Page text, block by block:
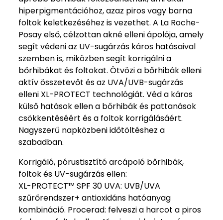
hiperpigmentációhoz, azaz piros vagy barna
foltok keletkezéséhez is vezethet. A La Roche-
Posay első, célzottan akné elleni ápolója, amely
segít védeni az UV-sugárzás káros hatásaival
szemben is, miközben segít korrigálni a
bőrhibákat és foltokat. Ötvözi a bőrhibák elleni
aktív összetevőt és az UVA/UVB-sugárzás
elleni XL-PROTECT technológiát. Véd a káros
külső hatások ellen a bőrhibák és pattanások
csökkentéséért és a foltok korrigálásáért.
Nagyszerű napközbeni időtöltéshez a
szabadban.
Korrigáló, pórustisztító arcápoló bőrhibák,
foltok és UV-sugárzás ellen:
XL-PROTECT™ SPF 30 UVA: UVB/UVA
szűrőrendszer+ antioxidáns hatóanyag
kombináció. Procerad: felveszi a harcot a piros